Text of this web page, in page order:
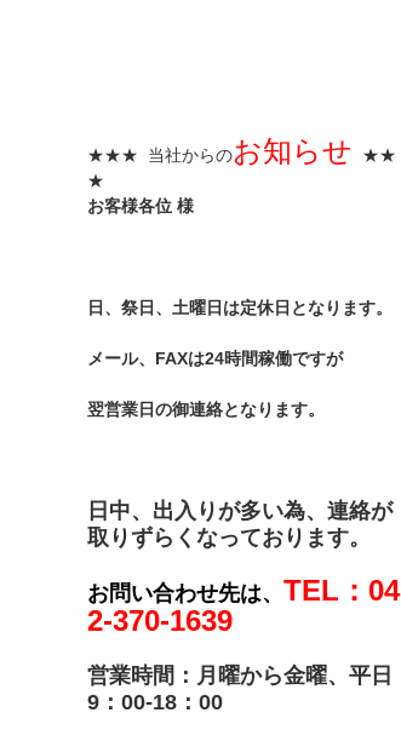
★★★ 当社からのお知らせ
★★
★
お客様各位 様
日、祭日、土曜日は定休日となります。
メール、FAXは24時間稼働ですが
翌営業日の御連絡となります。
日中、出入りが多い為、連絡が
取りずらくなっております。
お問い合わせ先は、 TEL：04
2-370-1639
営業時間：月曜から金曜、平日
9：00-18：00